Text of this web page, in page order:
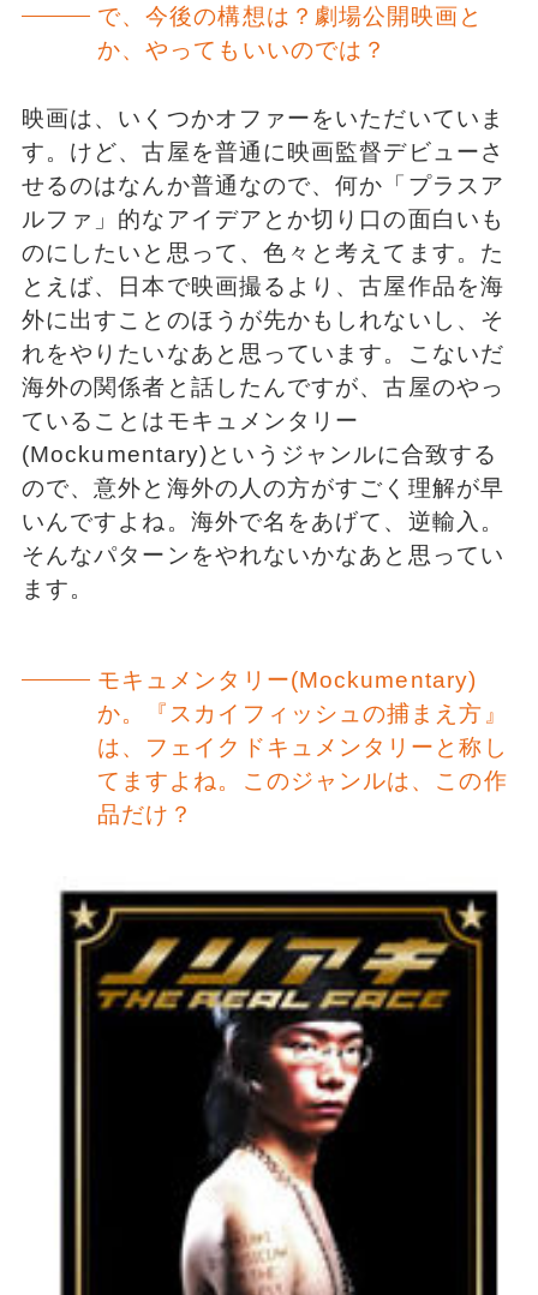
で、今後の構想は？劇場公開映画と
か、やってもいいのでは？
映画は、いくつかオファーをいただいていま
す。けど、古屋を普通に映画監督デビューさ
せるのはなんか普通なので、何か「プラスア
ルファ」的なアイデアとか切り口の面白いも
のにしたいと思って、色々と考えてます。た
とえば、日本で映画撮るより、古屋作品を海
外に出すことのほうが先かもしれないし、そ
れをやりたいなあと思っています。こないだ
海外の関係者と話したんですが、古屋のやっ
ていることはモキュメンタリー
(Mockumentary)というジャンルに合致する
ので、意外と海外の人の方がすごく理解が早
いんですよね。海外で名をあげて、逆輸入。
そんなパターンをやれないかなあと思ってい
ます。
モキュメンタリー(Mockumentary)
か。『スカイフィッシュの捕まえ方』
は、フェイクドキュメンタリーと称し
てますよね。このジャンルは、この作
品だけ？